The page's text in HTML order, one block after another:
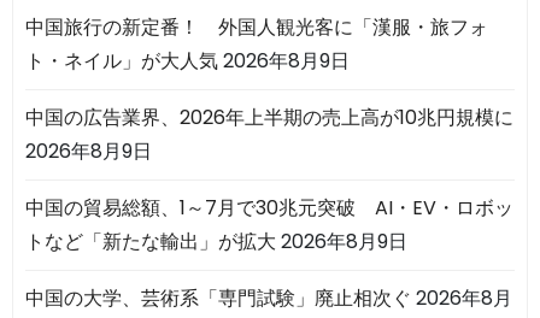
中国旅行の新定番！ 外国人観光客に「漢服・旅フォ
ト・ネイル」が大人気2026年8月9日
中国の広告業界、2026年上半期の売上高が10兆円規模に
2026年8月9日
中国の貿易総額、1～7月で30兆元突破 AI・EV・ロボッ
トなど「新たな輸出」が拡大 2026年8月9日
中国の大学、芸術系「専門試験」廃止相次ぐ 2026年8月